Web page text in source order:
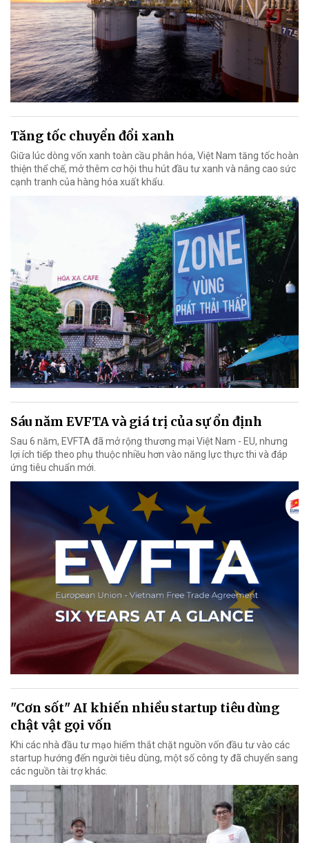
Tăng tốc chuyển đổi xanh
Giữa lúc dòng vốn xanh toàn cầu phân hóa, Việt Nam tăng tốc hoàn
thiện thể chế, mở thêm cơ hội thu hút đầu tư xanh và nâng cao sức
cạnh tranh của hàng hóa xuất khẩu.
Sáu năm EVFTA và giá trị của sự ổn định
Sau 6 năm, EVFTA đã mở rộng thương mại Việt Nam - EU, nhưng
lợi ích tiếp theo phụ thuộc nhiều hơn vào năng lực thực thi và đáp
ứng tiêu chuẩn mới.
"Cơn sốt" AI khiến nhiều startup tiêu dùng
chật vật gọi vốn
Khi các nhà đầu tư mạo hiểm thắt chặt nguồn vốn đầu tư vào các
startup hướng đến người tiêu dùng, một số công ty đã chuyển sang
các nguồn tài trợ khác.